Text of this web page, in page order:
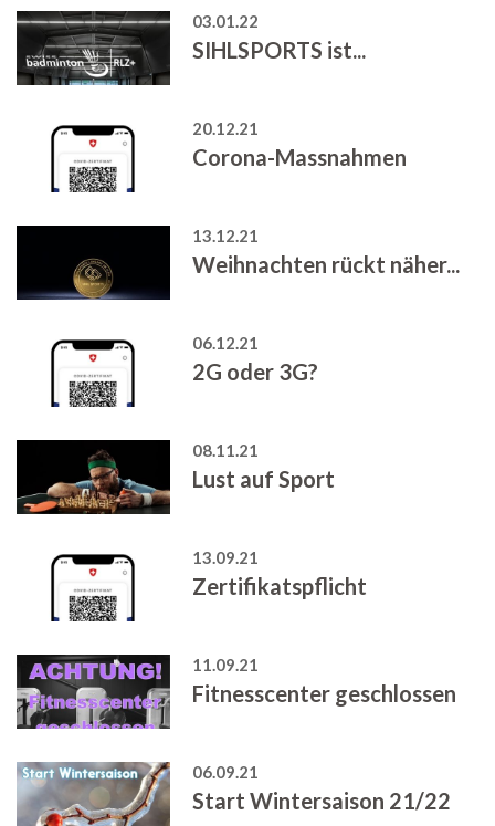
03.01.22
SIHLSPORTS ist...
20.12.21
Corona-Massnahmen
13.12.21
Weihnachten rückt näher...
06.12.21
2G oder 3G?
08.11.21
Lust auf Sport
13.09.21
Zertifikatspflicht
11.09.21
Fitnesscenter geschlossen
06.09.21
Start Wintersaison 21/22